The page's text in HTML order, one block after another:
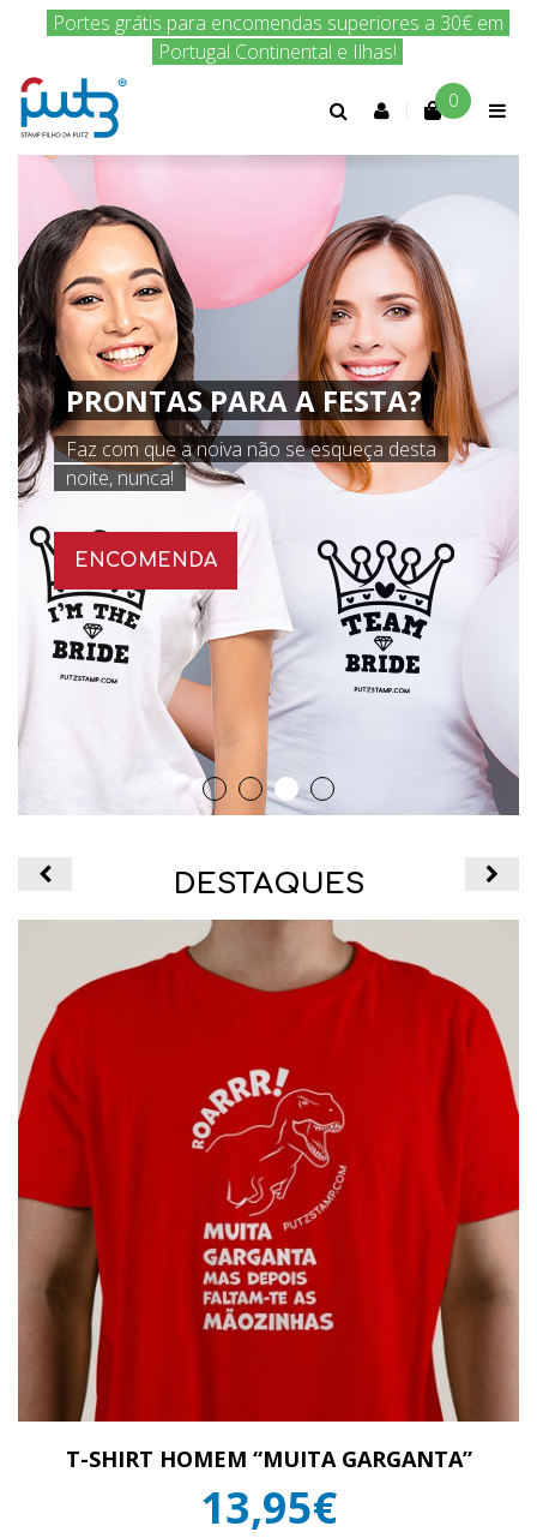
Portes grátis para encomendas superiores a 30€ em
Portugal Continental e Ilhas!
Conta 0
PRONTAS PARA A FESTA?
Faz com que a noiva não se esqueça desta
noite, nunca!
ENCOMENDA
DESTAQUES
T-SHIRT HOMEM “MUITA GARGANTA”
13,95€